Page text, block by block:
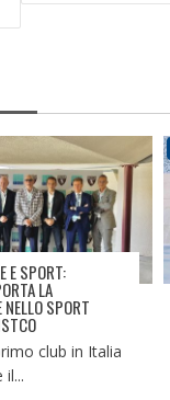
E SPORT:
LA
NELLO SPORT
club in Italia
il...